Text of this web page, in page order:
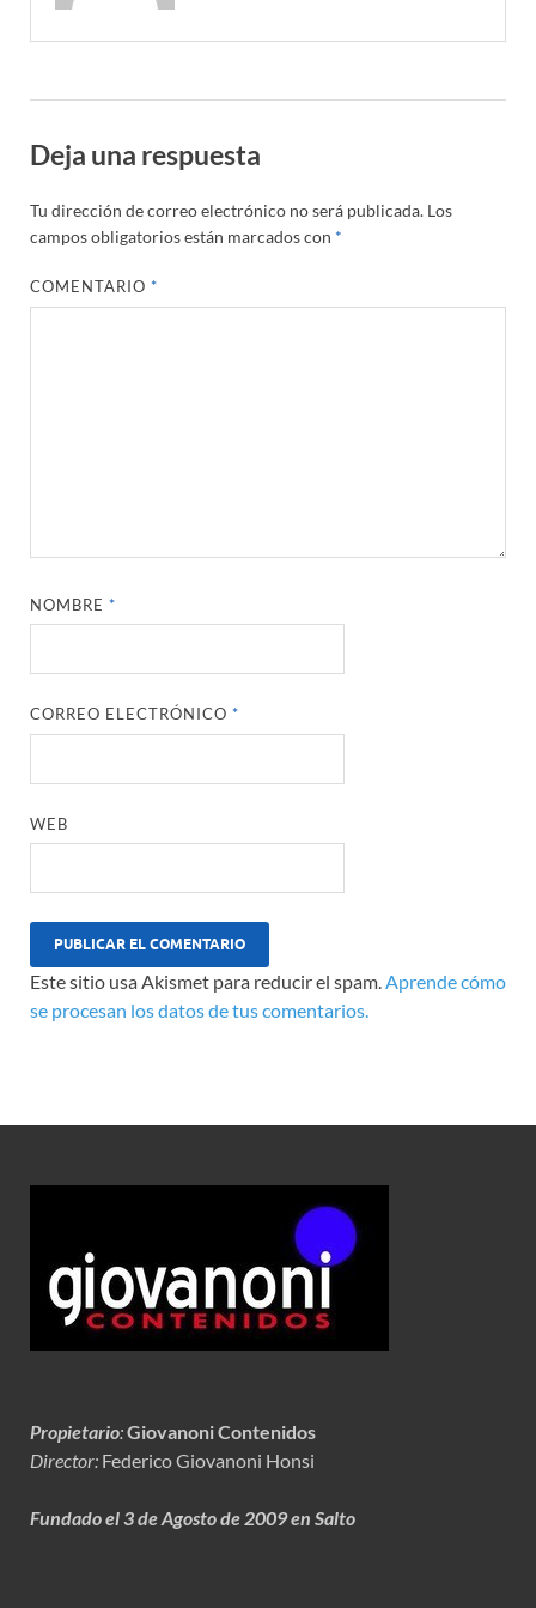
Deja una respuesta
Tu dirección de correo electrónico no será publicada. Los
campos obligatorios están marcados con *
COMENTARIO*
NOMBRE*
CORREO ELECTRÓNICO*
WEB
Este sitio usa Akismet para reducir el spam.Aprende cómo
se procesan los datos de tus comentarios.
Propietario:Giovanoni Contenidos
Director: Federico Giovanoni Honsi
Fundado el 3 de Agosto de 2009 en Salto